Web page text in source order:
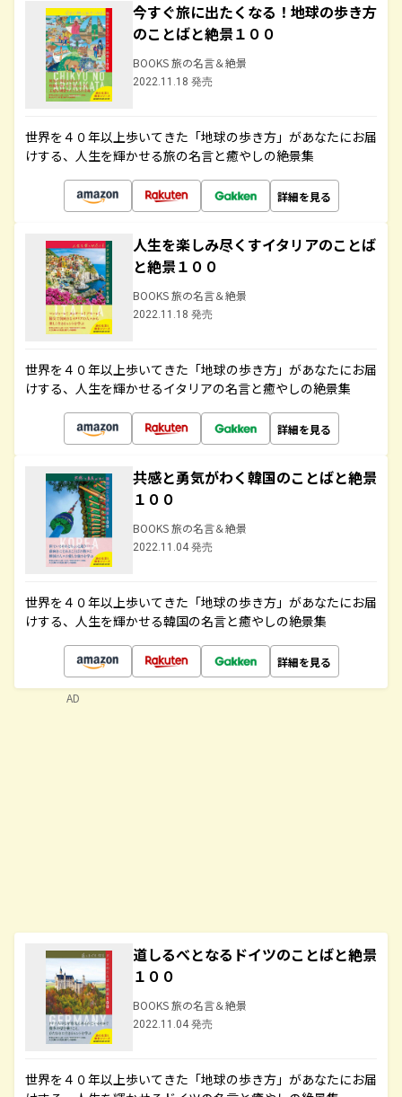
今すぐ旅に出たくなる！地球の歩き方
のことばと絶景１００
BOOKS 旅の名言＆絶景
2022.11.18 発売
世界を４０年以上歩いてきた「地球の歩き方」があなたにお届
けする、人生を輝かせる旅の名言と癒やしの絶景集
詳細を見る
人生を楽しみ尽くすイタリアのことば
と絶景１００
BOOKS 旅の名言＆絶景
2022.11.18 発売
世界を４０年以上歩いてきた「地球の歩き方」があなたにお届
けする、人生を輝かせるイタリアの名言と癒やしの絶景集
詳細を見る
共感と勇気がわく韓国のことばと絶景
１００
BOOKS 旅の名言＆絶景
2022.11.04 発売
世界を４０年以上歩いてきた「地球の歩き方」があなたにお届
けする、人生を輝かせる韓国の名言と癒やしの絶景集
詳細を見る
道しるべとなるドイツのことばと絶景
１００
BOOKS 旅の名言＆絶景
2022.11.04 発売
世界を４０年以上歩いてきた「地球の歩き方」があなたにお届
AD